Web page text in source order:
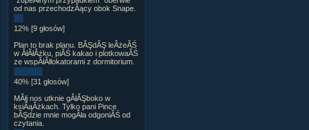
od nas przechodzÂący obok Snape.
12% [9 głosów]
Plan to brak planu. BĂŞdĂŞ leÂżeĂŚ
w ÂłĂłÂżku, piĂŚ kakao i plotkowaĂŚ
ze wspĂłÂłlokatorami z dormitorium.
40% [31 głosów]
MĂłj nos utknie gÂłĂŞboko w
ksiÂąÂżkach. Tylko pani Pince
bĂŞdzie mnie mogÂła odgoniĂŚ od
czytania.